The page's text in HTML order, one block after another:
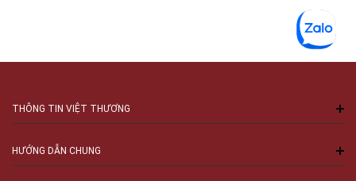
THÔNG TIN VIỆT THƯƠNG
HƯỚNG DẪN CHUNG